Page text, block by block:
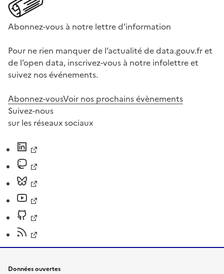
Abonnez-vous à notre lettre d'information
Pour ne rien manquer de l’actualité de data.gouv.fr et
de l’open data, inscrivez-vous à notre infolettre et
suivez nos événements.
Abonnez-vousVoir nos prochains évènements
Suivez-nous
sur les réseaux sociaux
Données ouvertes